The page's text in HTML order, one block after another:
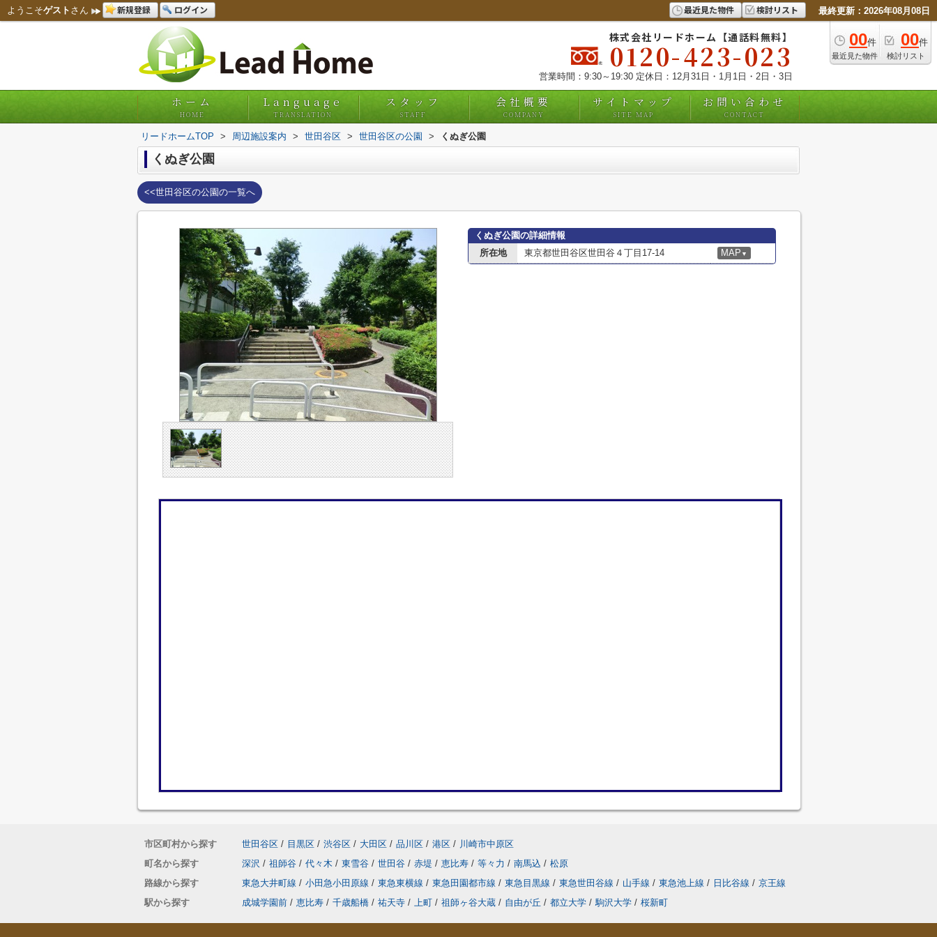
ようこそゲスト さん 新規登録 ログイン 最近見た物件 検討リスト 最終更新：2026年08月08日
00件
最近見た物件
00件
検討リスト
株式会社リードホーム【通話料無料】
0120-423-023
営業時間：9:30～19:30 定休日：12月31日・1月1日・2日・3日
ホーム
HOME
Language
TRANSLATION
スタッフ
STAFF
会社概要
COMPANY
サイトマップ
SITE MAP
お問い合わせ
CONTACT
リードホームTOP > 周辺施設案内 > 世田谷区 > 世田谷区の公園 > くぬぎ公園
くぬぎ公園
<<世田谷区の公園の一覧へ
くぬぎ公園の詳細情報
所在地
東京都世田谷区世田谷４丁目17-14 MAP ▼
市区町村から探す 世田谷区 / 目黒区 / 渋谷区 / 大田区 / 品川区 / 港区 / 川崎市中原区
町名から探す
深沢 / 祖師谷 / 代々木 / 東雪谷 / 世田谷 / 赤堤 / 恵比寿 / 等々力 / 南馬込 / 松原
路線から探す
東急大井町線 / 小田急小田原線 / 東急東横線 / 東急田園都市線 / 東急目黒線 / 東急世田谷線 / 山手線 / 東急池上線 / 日比谷線 / 京王線
駅から探す
成城学園前 / 恵比寿 / 千歳船橋 / 祐天寺 / 上町 / 祖師ヶ谷大蔵 / 自由が丘 / 都立大学 / 駒沢大学 / 桜新町